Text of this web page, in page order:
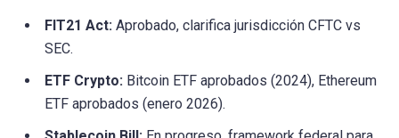
FIT21 Act: Aprobado, clarifica jurisdicción CFTC vs
SEC.
ETF Crypto: Bitcoin ETF aprobados (2024), Ethereum
ETF aprobados (enero 2026).